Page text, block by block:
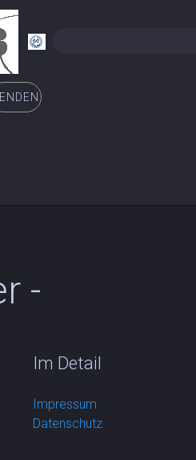
-
Im Detail
Impressum
Datenschutz